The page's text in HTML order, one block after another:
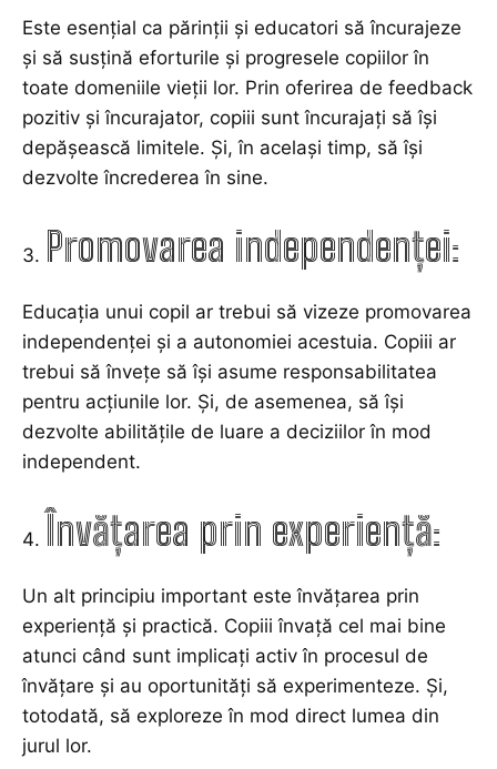
Este esențial ca părinții și educatori să încurajeze
și să susțină eforturile și progresele copiilor în
toate domeniile vieții lor. Prin oferirea de feedback
pozitiv și încurajator, copiii sunt încurajați să își
depășească limitele. Și, în același timp, să își
dezvolte încrederea în sine.
Promovarea independenței:
Educația unui copil ar trebui să vizeze promovarea
independenței și a autonomiei acestuia. Copiii ar
trebui să învețe să își asume responsabilitatea
pentru acțiunile lor. Și, de asemenea, să își
dezvolte abilitățile de luare a deciziilor în mod
independent.
Învățarea prin experiență:
Un alt principiu important este învățarea prin
experiență și practică. Copiii învață cel mai bine
atunci când sunt implicați activ în procesul de
învățare și au oportunități să experimenteze. Și,
totodată, să exploreze în mod direct lumea din
jurul lor.